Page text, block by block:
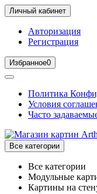
Личный кабинет
Авторизация
Регистрация
Избранное0
Политика
Условия
Часто
Все категории
Все категории
Модульные
Картины на